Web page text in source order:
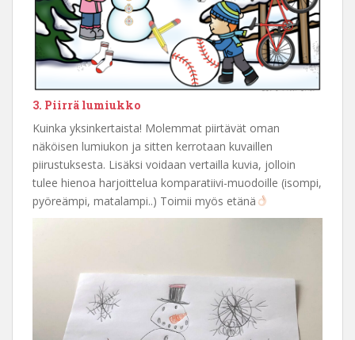
3. Piirrä lumiukko
Kuinka yksinkertaista! Molemmat piirtävät oman
näköisen lumiukon ja sitten kerrotaan kuvaillen
piirustuksesta. Lisäksi voidaan vertailla kuvia, jolloin
tulee hienoa harjoittelua komparatiivi-muodoille (isompi,
pyöreämpi, matalampi..) Toimii myös etänä